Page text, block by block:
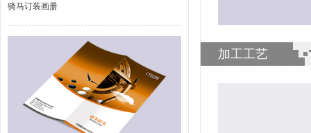
骑马订装画册
加工工艺